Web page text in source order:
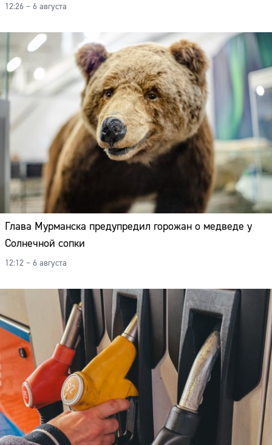
12:26 – 6 августа
Глава Мурманска предупредил горожан о медведе у
Солнечной сопки
12:12 – 6 августа